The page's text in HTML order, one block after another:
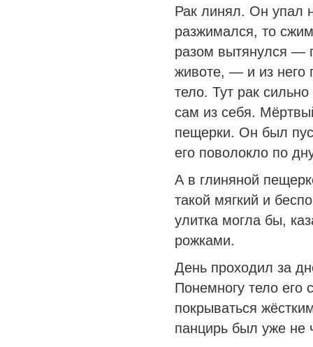
Рак линял. Он упал
разжимался, то
разом вытянулся —
животе, — и из него
тело. Тут рак
сам из себя.
пещерки. Он был
его поволокло по
А в глиняной
такой мягкий и
улитка могла бы,
рожками.
День проходил за
Понемногу тело его
покрываться
панцирь был уже не